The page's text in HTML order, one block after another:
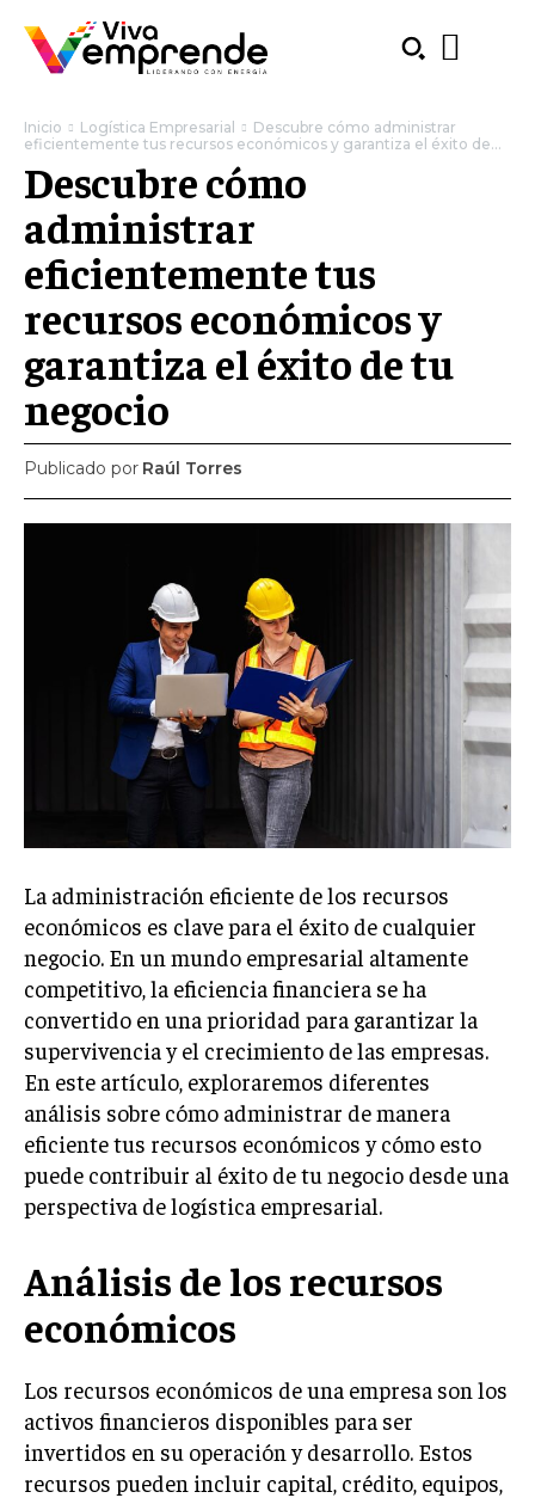
SUBSCRIBE
We have a curated list of the most noteworthy news from all
across the globe. With any subscription plan, you get access
exclusive articles that let you stay ahead of the curve.
Your Profile
LIFESTYLE PUBLIC OPINION
LIFESTYLE
MARKETING
ESTRATEGIAS DE MARKETING
AGENCIAS DE MARKETING
VENTA DE ENLACES
MARKETING DIGITAL
PUBLICIDAD
VENTAS Y PERSUASIÓN
GESTIÓN DE PRODUCTOS
Inicio Logística Empresarial
Descubre cómo administrar
eficientemente tus recursos económicos y garantiza el éxito de...
Descubre cómo
administrar
eficientemente tus
recursos económicos y
garantiza el éxito de tu
negocio
Publicado por Raúl Torres
La administración eficiente de los recursos
económicos es clave para el éxito de cualquier
negocio. En un mundo empresarial altamente
competitivo, la eficiencia financiera se ha
convertido en una prioridad para garantizar la
supervivencia y el crecimiento de las empresas.
En este artículo, exploraremos diferentes
análisis sobre cómo administrar de manera
eficiente tus recursos económicos y cómo esto
puede contribuir al éxito de tu negocio desde una
perspectiva de logística empresarial.
Análisis de los recursos
económicos
Los recursos económicos de una empresa son los
activos financieros disponibles para ser
invertidos en su operación y desarrollo. Estos
recursos pueden incluir capital, crédito, equipos,